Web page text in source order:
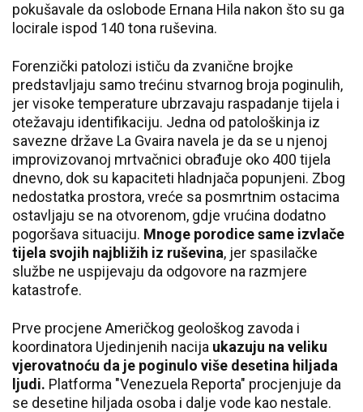
pokušavale da oslobode Ernana Hila nakon što su ga
locirale ispod 140 tona ruševina.
Forenzički patolozi ističu da zvanične brojke
predstavljaju samo trećinu stvarnog broja poginulih,
jer visoke temperature ubrzavaju raspadanje tijela i
otežavaju identifikaciju. Jedna od patološkinja iz
savezne države La Gvaira navela je da se u njenoj
improvizovanoj mrtvačnici obrađuje oko 400 tijela
dnevno, dok su kapaciteti hladnjača popunjeni. Zbog
nedostatka prostora, vreće sa posmrtnim ostacima
ostavljaju se na otvorenom, gdje vrućina dodatno
pogoršava situaciju. Mnoge porodice same izvlače
tijela svojih najbližih iz ruševina, jer spasilačke
službe ne uspijevaju da odgovore na razmjere
katastrofe.
Prve procjene Američkog geološkog zavoda i
koordinatora Ujedinjenih nacija ukazuju na veliku
vjerovatnoću da je poginulo više desetina hiljada
ljudi. Platforma "Venezuela Reporta" procjenjuje da
se desetine hiljada osoba i dalje vode kao nestale.